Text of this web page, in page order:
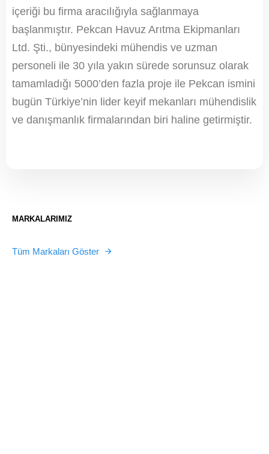
içeriği bu firma aracılığıyla sağlanmaya
başlanmıştır. Pekcan Havuz Arıtma Ekipmanları
Ltd. Şti., bünyesindeki mühendis ve uzman
personeli ile 30 yıla yakın sürede sorunsuz olarak
tamamladığı 5000’den fazla proje ile Pekcan ismini
bugün Türkiye’nin lider keyif mekanları mühendislik
ve danışmanlık firmalarından biri haline getirmiştir.
MARKALARIMIZ
Tüm Markaları Göster